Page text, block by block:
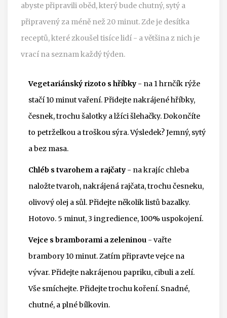
abyste připravili oběd, který bude chutný, sytý a
připravený za méně než 20 minut. Zde je desítka
receptů, které zkoušel tisíce lidí - a většina z nich je
vrací na seznam každý týden.
Vegetariánský rizoto s hříbky - na 1 hrnčík rýže
stačí 10 minut vaření. Přidejte nakrájené hříbky,
česnek, trochu šalotky a lžíci šlehačky. Dokončíte
to petrželkou a troškou sýra. Výsledek? Jemný, sytý
a bez masa.
Chléb s tvarohem a rajčaty - na krajíc chleba
naložte tvaroh, nakrájená rajčata, trochu česneku,
olivový olej a sůl. Přidejte několik listů bazalky.
Hotovo. 5 minut, 3 ingredience, 100% uspokojení.
Vejce s bramborami a zeleninou - vařte
brambory 10 minut. Zatím připravte vejce na
vývar. Přidejte nakrájenou papriku, cibuli a zelí.
Vše smíchejte. Přidejte trochu koření. Snadné,
chutné, a plné bílkovin.